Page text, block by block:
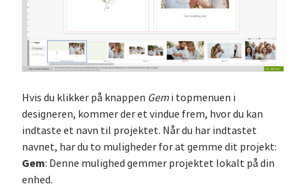
Hvis du klikker på knappen Gemi topmenuen i
designeren, kommer der et vindue frem, hvor du kan
indtaste et navn til projektet. Når du har indtastet
navnet, har du to muligheder for at gemme dit projekt:
Gem: Denne mulighed gemmer projektet lokalt på din
enhed.